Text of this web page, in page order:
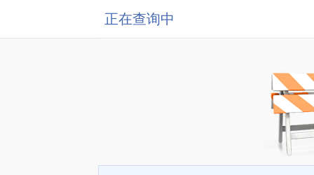
正在查询中